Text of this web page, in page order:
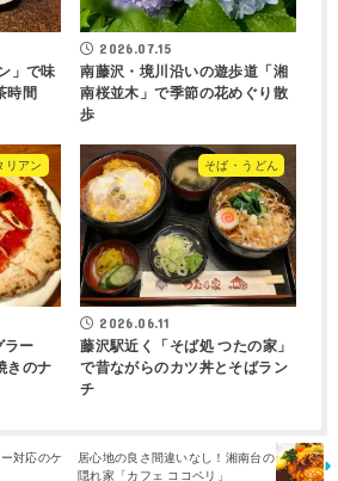
」で味
時間
2026.07.15
南藤沢・境川沿いの遊歩道「湘
南桜並木」で季節の花めぐり散
歩
リアン
ラー
きのナ
そば・うどん
2026.06.11
藤沢駅近く「そば処 つたの家」
で昔ながらのカツ丼とそばラン
チ
対応のケ
居心地の良さ間違いなし！湘南台の
隠れ家「カフェ ココペリ」